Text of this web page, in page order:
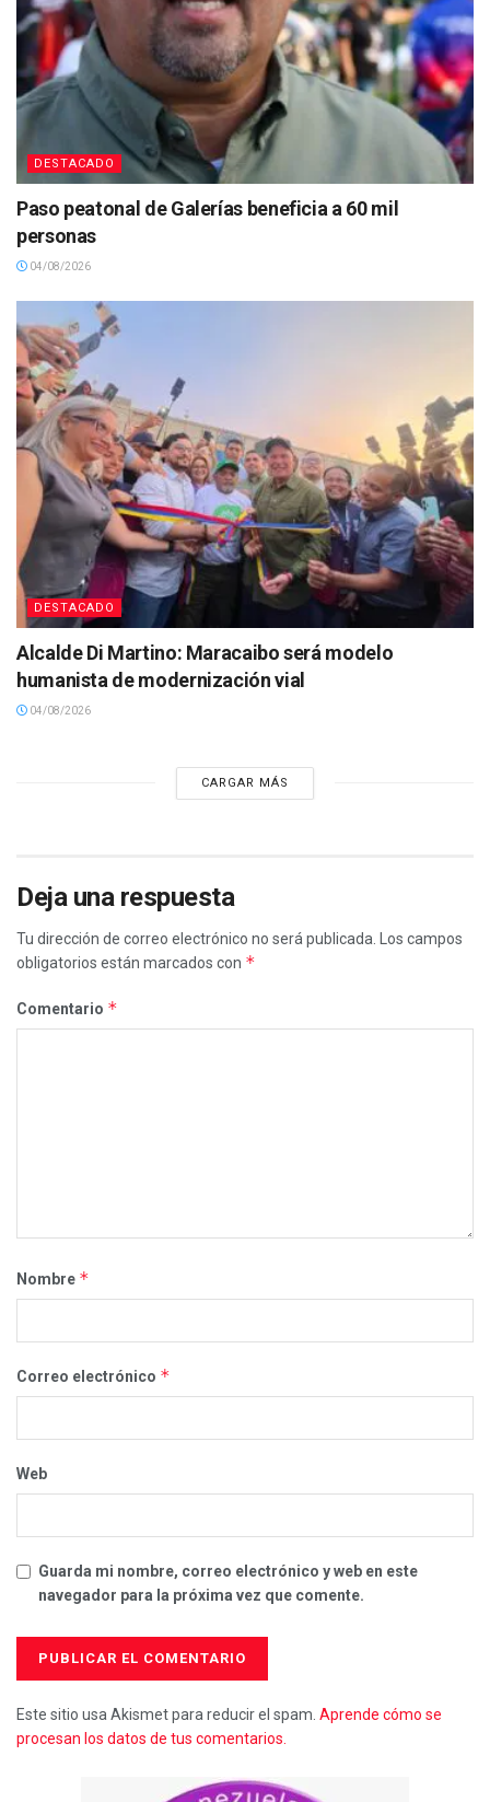
DESTACADO
Paso peatonal de Galerías beneficia a 60 mil
personas
04/08/2026
DESTACADO
Alcalde Di Martino: Maracaibo será modelo
humanista de modernización vial
04/08/2026
CARGAR MÁS
Deja una respuesta
Tu dirección de correo electrónico no será publicada.
Los campos
obligatorios están marcados con *
Comentario *
Nombre *
Correo electrónico *
Web
Guarda mi nombre, correo electrónico y web en este
navegador para la próxima vez que comente.
Este sitio usa Akismet para reducir el spam. Aprende cómo se
procesan los datos de tus comentarios.